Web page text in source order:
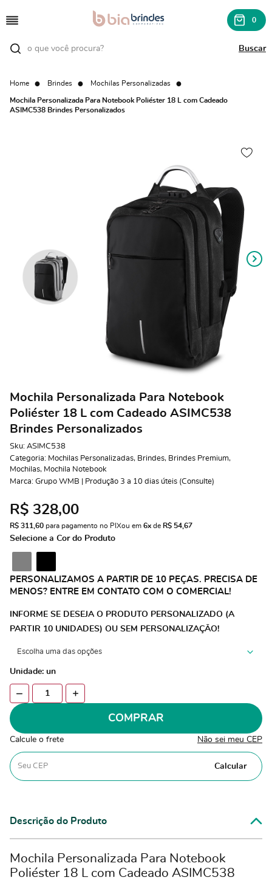
0
Home Brindes Mochilas Personalizadas
Mochila Personalizada Para Notebook Poliéster 18 L com Cadeado
ASIMC538 Brindes Personalizados
Mochila Personalizada Para Notebook
Poliéster 18 L com Cadeado ASIMC538
Brindes Personalizados
Sku: ASIMC538
Categoria: Mochilas Personalizadas, Brindes, Brindes Premium,
Mochilas, Mochila Notebook
Marca: Grupo WMB | Produção 3 a 10 dias úteis (Consulte)
R$ 328,00
R$ 311,60 para pagamento no PIXou em 6x de R$ 54,67
Selecione a Cor do Produto
PERSONALIZAMOS A PARTIR DE 10 PEÇAS. PRECISA DE
MENOS? ENTRE EM CONTATO COM O COMERCIAL!
INFORME SE DESEJA O PRODUTO PERSONALIZADO (A
PARTIR 10 UNIDADES) OU SEM PERSONALIZAÇÃO!
Unidade: un
COMPRAR
Calcule o frete Não sei meu CEP
Calcular
Descrição do Produto
Mochila Personalizada Para Notebook
Poliéster 18 L com Cadeado ASIMC538